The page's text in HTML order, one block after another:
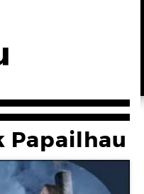
Papailhau